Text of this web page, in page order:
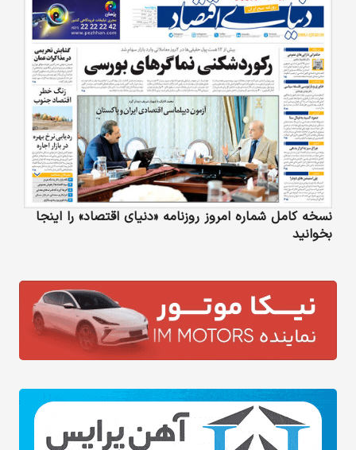
نسخه کامل شماره امروز روزنامه «دنیای‌ اقتصاد» را اینجا
بخوانید